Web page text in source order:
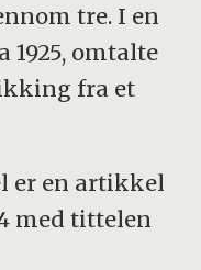
tre. I en
omtalte
fra et
er en artikkel
med tittelen